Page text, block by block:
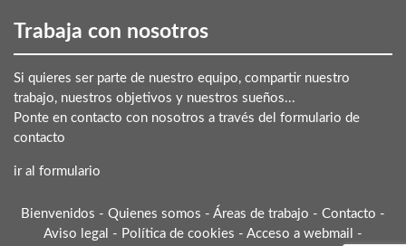
Trabaja con nosotros
Si quieres ser parte de nuestro equipo, compartir nuestro
trabajo, nuestros objetivos y nuestros sueños...
Ponte en contacto con nosotros a través del formulario de
contacto
ir al formulario
Bienvenidos - Quienes somos - Áreas de trabajo - Contacto -
Aviso legal - Política de cookies - Acceso a webmail -